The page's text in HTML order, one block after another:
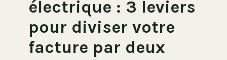
Maison
électrique : 3 leviers
pour diviser votre
facture par deux